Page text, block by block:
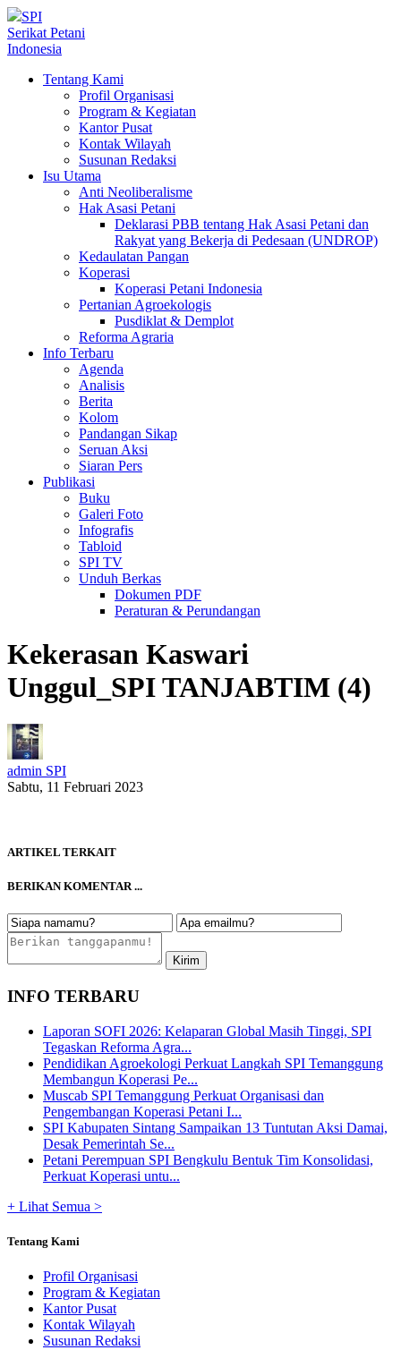
SPI
Serikat Petani
Indonesia
Tentang Kami
Profil Organisasi
Program & Kegiatan
Kantor Pusat
Kontak Wilayah
Susunan Redaksi
Isu Utama
Anti Neoliberalisme
Hak Asasi Petani
Deklarasi PBB tentang Hak Asasi Petani dan
Rakyat yang Bekerja di Pedesaan (UNDROP)
Kedaulatan Pangan
Koperasi
Koperasi Petani Indonesia
Pertanian Agroekologis
Pusdiklat & Demplot
Reforma Agraria
Info Terbaru
Agenda
Analisis
Berita
Kolom
Pandangan Sikap
Seruan Aksi
Siaran Pers
Publikasi
Buku
Galeri Foto
Infografis
Tabloid
SPI TV
Unduh Berkas
Dokumen PDF
Peraturan & Perundangan
Kekerasan Kaswari
Unggul_SPI TANJABTIM (4)
admin SPI
Sabtu, 11 Februari 2023
ARTIKEL TERKAIT
BERIKAN KOMENTAR ...
INFO TERBARU
Laporan SOFI 2026: Kelaparan Global Masih Tinggi, SPI
Tegaskan Reforma Agra...
Pendidikan Agroekologi Perkuat Langkah SPI Temanggung
Membangun Koperasi Pe...
Muscab SPI Temanggung Perkuat Organisasi dan
Pengembangan Koperasi Petani I...
SPI Kabupaten Sintang Sampaikan 13 Tuntutan Aksi Damai,
Desak Pemerintah Se...
Petani Perempuan SPI Bengkulu Bentuk Tim Konsolidasi,
Perkuat Koperasi untu...
+ Lihat Semua >
Tentang Kami
Profil Organisasi
Program & Kegiatan
Kantor Pusat
Kontak Wilayah
Susunan Redaksi